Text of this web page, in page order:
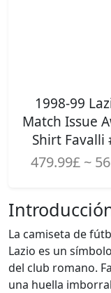
1998-99
Match Issue
Shirt Favalli
479.99£ ~
La camiseta de
Lazio es un
del club romano.
una huella